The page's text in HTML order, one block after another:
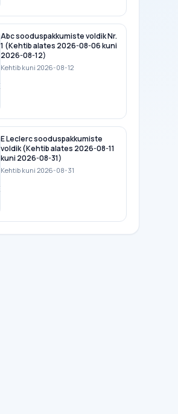
Abc sooduspakkumiste voldik Nr.
1 (Kehtib alates 2026-08-06 kuni
2026-08-12)
Kehtib kuni 2026-08-12
E Leclerc sooduspakkumiste
voldik (Kehtib alates 2026-08-11
kuni 2026-08-31)
Kehtib kuni 2026-08-31